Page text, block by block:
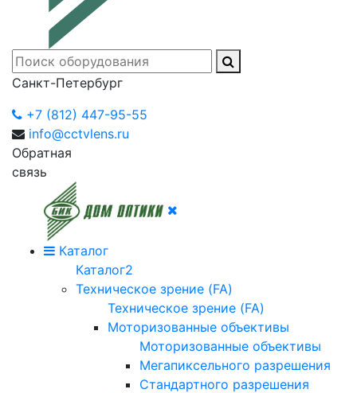
Санкт-Петербург
+7 (812) 447-95-55
info@cctvlens.ru
Обратная
связь
Каталог
Каталог2
Техническое зрение (FA)
Техническое зрение (FA)
Моторизованные объективы
Моторизованные объективы
Мегапиксельного разрешения
Стандартного разрешения